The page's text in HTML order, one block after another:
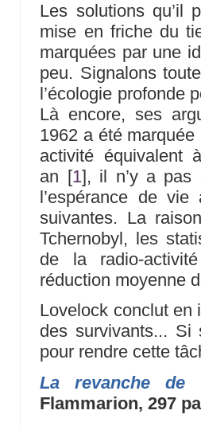
Les solutions qu’il
mise en friche du
marquées par une
peu. Signalons
l’écologie profonde
Là encore, ses
1962 a été marquée
activité équivalent
an [1], il n’y a pas
l’espérance de
suivantes. La
Tchernobyl, les
de la radio-
réduction moyenne
Lovelock conclut en
des survivants...
pour rendre cette
La revanche de
Flammarion, 297